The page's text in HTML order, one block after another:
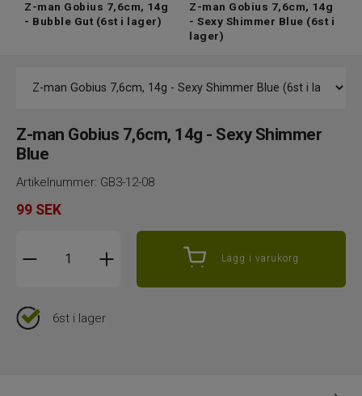
Z-man Gobius 7,6cm, 14g
- Bubble Gut (6st i lager)
Z-man Gobius 7,6cm, 14g
- Sexy Shimmer Blue (6st i
lager)
Z-man Gobius 7,6cm, 14g - Sexy Shimmer
Blue
Artikelnummer: GB3-12-08
99 SEK
Lägg i varukorg
6st i lager